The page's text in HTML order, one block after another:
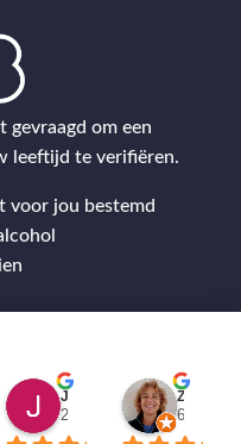
gevraagd om een
leeftijd te verifiëren.
voor jou bestemd
2 jaar geleden 6 jaar